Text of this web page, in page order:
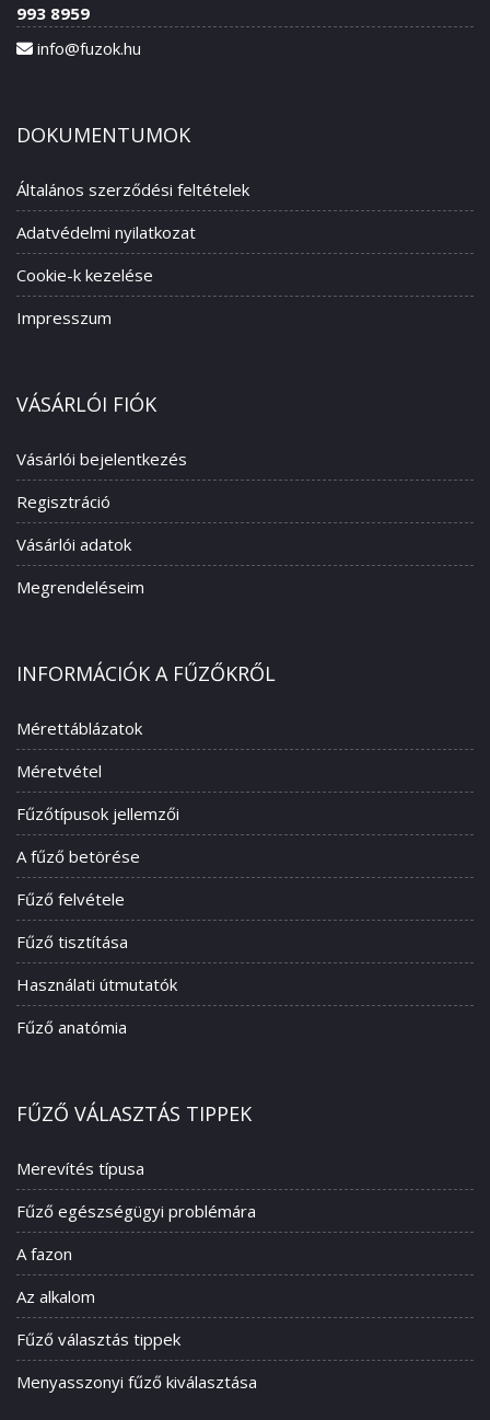
993 8959
info@fuzok.hu
DOKUMENTUMOK
Általános szerződési feltételek
Adatvédelmi nyilatkozat
Cookie-k kezelése
Impresszum
VÁSÁRLÓI FIÓK
Vásárlói bejelentkezés
Regisztráció
Vásárlói adatok
Megrendeléseim
INFORMÁCIÓK A FŰZŐKRŐL
Mérettáblázatok
Méretvétel
Fűzőtípusok jellemzői
A fűző betörése
Fűző felvétele
Fűző tisztítása
Használati útmutatók
Fűző anatómia
FŰZŐ VÁLASZTÁS TIPPEK
Merevítés típusa
Fűző egészségügyi problémára
A fazon
Az alkalom
Fűző választás tippek
Menyasszonyi fűző kiválasztása